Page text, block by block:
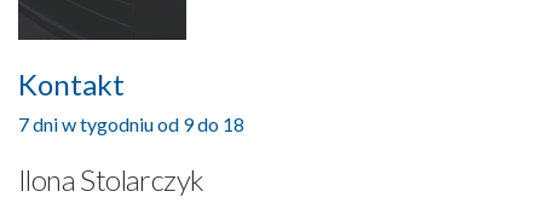
Kontakt
7 dni w tygodniu od 9 do 18
Ilona Stolarczyk